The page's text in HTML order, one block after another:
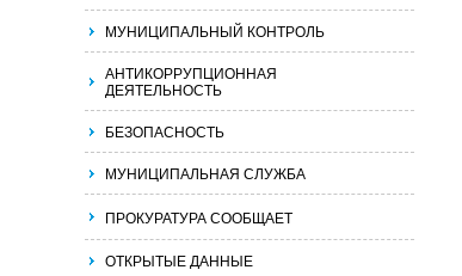
МУНИЦИПАЛЬНЫЙ КОНТРОЛЬ
АНТИКОРРУПЦИОННАЯ
ДЕЯТЕЛЬНОСТЬ
БЕЗОПАСНОСТЬ
МУНИЦИПАЛЬНАЯ СЛУЖБА
ПРОКУРАТУРА СООБЩАЕТ
ОТКРЫТЫЕ ДАННЫЕ